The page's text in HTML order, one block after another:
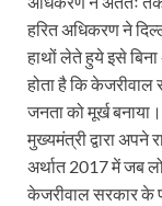
हरित अधिकरण ने
हाथों लेते हुये इसे
होता है कि
जनता को मूर्ख
मुख्यमंत्री द्वारा अपने
अर्थात 2017 में जब
केजरीवाल सरकार के